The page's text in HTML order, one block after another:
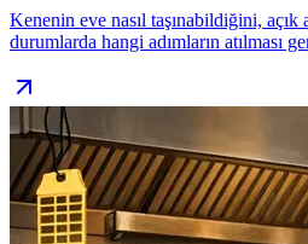
Kenenin eve nasıl taşınabildiğini, açık
durumlarda hangi adımların atılması